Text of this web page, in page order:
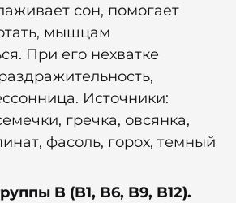
сон, помогает
мышцам
При его нехватке
Источники:
гречка, овсянка,
фасоль, горох, темный
B (B1, B6, B9, B12).